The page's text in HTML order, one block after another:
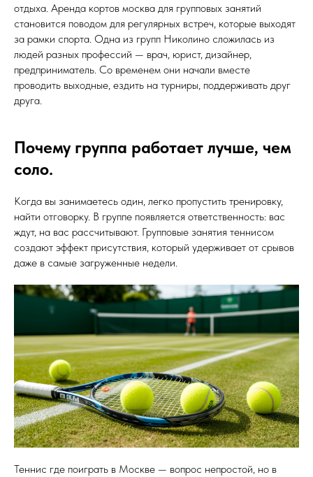
отдыха. Аренда кортов москва для групповых занятий
становится поводом для регулярных встреч, которые выходят
за рамки спорта. Одна из групп Николино сложилась из
людей разных профессий — врач, юрист, дизайнер,
предприниматель. Со временем они начали вместе
проводить выходные, ездить на турниры, поддерживать друг
друга.
Почему группа работает лучше, чем
соло.
Когда вы занимаетесь один, легко пропустить тренировку,
найти отговорку. В группе появляется ответственность: вас
ждут, на вас рассчитывают. Групповые занятия теннисом
создают эффект присутствия, который удерживает от срывов
даже в самые загруженные недели.
Теннис где поиграть в Москве — вопрос непростой, но в